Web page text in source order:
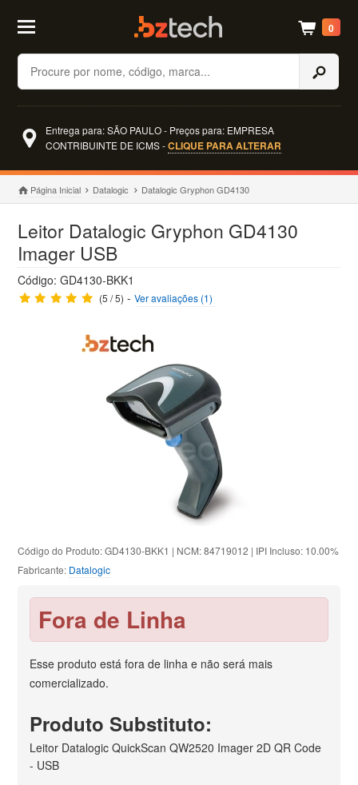
Buscar
0
Entrega para: SÃO PAULO - Preços para: EMPRESA
CONTRIBUINTE DE ICMS -CLIQUE PARA ALTERAR
Página Inicial Datalogic Datalogic Gryphon GD4130
Leitor Datalogic Gryphon GD4130
Imager USB
Código: GD4130-BKK1
(5 / 5) -Ver avaliações (1)
Código do Produto: GD4130-BKK1 | NCM: 84719012 | IPI Incluso: 10.00%
Fabricante: Datalogic
Fora de Linha
Esse produto está fora de linha e não será mais
comercializado.
Produto Substituto:
Leitor Datalogic QuickScan QW2520 Imager 2D QR Code
- USB